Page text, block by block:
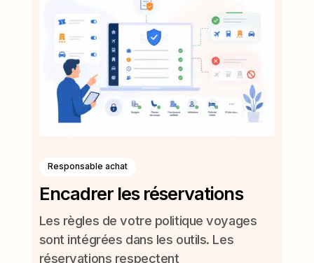
Responsable achat
Encadrer les réservations
Les règles de votre politique voyages
sont intégrées dans les outils. Les
réservations respectent